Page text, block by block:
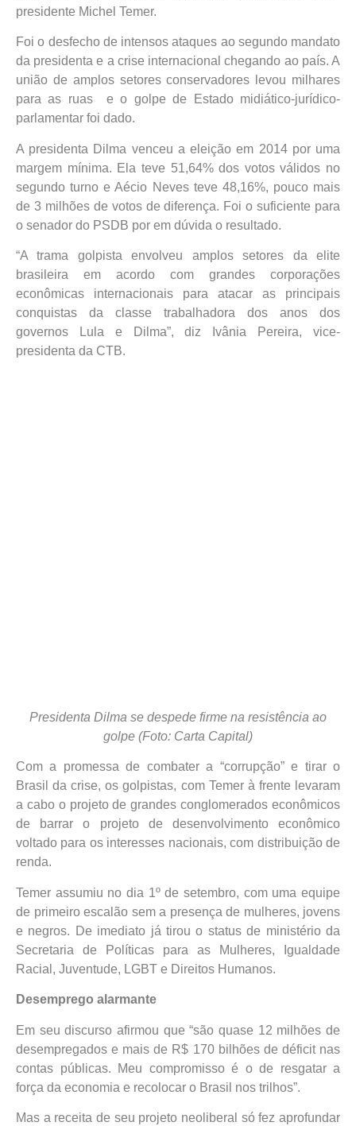
presidente Michel Temer.
Foi o desfecho de intensos ataques ao segundo mandato
da presidenta e a crise internacional chegando ao país. A
união de amplos setores conservadores levou milhares
para as ruas e o golpe de Estado midiático-jurídico-
parlamentar foi dado.
A presidenta Dilma venceu a eleição em 2014 por uma
margem mínima. Ela teve 51,64% dos votos válidos no
segundo turno e Aécio Neves teve 48,16%, pouco mais
de 3 milhões de votos de diferença. Foi o suficiente para
o senador do PSDB por em dúvida o resultado.
“A trama golpista envolveu amplos setores da elite
brasileira em acordo com grandes corporações
econômicas internacionais para atacar as principais
conquistas da classe trabalhadora dos anos dos
governos Lula e Dilma”, diz Ivânia Pereira, vice-
presidenta da CTB.
Presidenta Dilma se despede firme na resistência ao
golpe (Foto: Carta Capital)
Com a promessa de combater a “corrupção” e tirar o
Brasil da crise, os golpistas, com Temer à frente levaram
a cabo o projeto de grandes conglomerados econômicos
de barrar o projeto de desenvolvimento econômico
voltado para os interesses nacionais, com distribuição de
renda.
Temer assumiu no dia 1º de setembro, com uma equipe
de primeiro escalão sem a presença de mulheres, jovens
e negros. De imediato já tirou o status de ministério da
Secretaria de Políticas para as Mulheres, Igualdade
Racial, Juventude, LGBT e Direitos Humanos.
Desemprego alarmante
Em seu discurso afirmou que “são quase 12 milhões de
desempregados e mais de R$ 170 bilhões de déficit nas
contas públicas. Meu compromisso é o de resgatar a
força da economia e recolocar o Brasil nos trilhos”.
Mas a receita de seu projeto neoliberal só fez aprofundar